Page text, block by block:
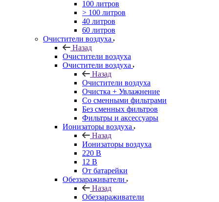
100 литров
> 100 литров
40 литров
60 литров
Очистители воздуха
Назад
Очистители воздуха
Очистители воздуха
Назад
Очистители воздуха
Очистка + Увлажнение
Cо сменными фильтрами
Без сменных фильтров
Фильтры и аксессуары
Ионизаторы воздуха
Назад
Ионизаторы воздуха
220 В
12 В
От батарейки
Обеззараживатели
Назад
Обеззараживатели